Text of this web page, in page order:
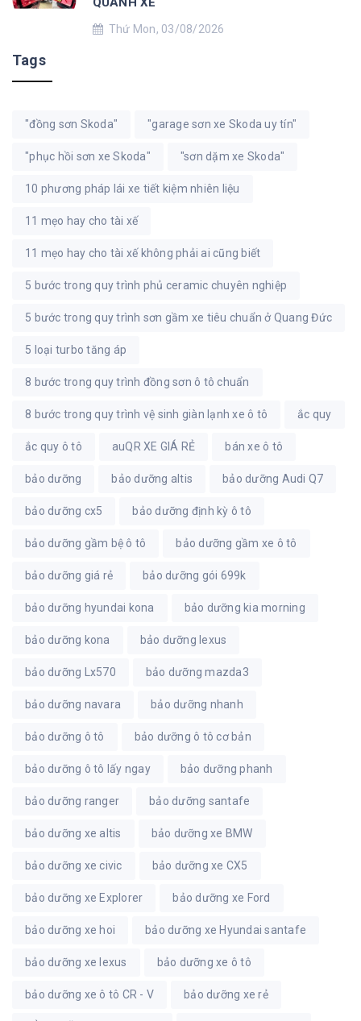
Thứ Mon, 03/08/2026
Tags
"đồng sơn Skoda" "garage sơn xe Skoda uy tín"
"phục hồi sơn xe Skoda" "sơn dặm xe Skoda"
10 phương pháp lái xe tiết kiệm nhiên liệu
11 mẹo hay cho tài xế
11 mẹo hay cho tài xế không phải ai cũng biết
5 bước trong quy trình phủ ceramic chuyên nghiệp
5 bước trong quy trình sơn gầm xe tiêu chuẩn ở Quang Đức
5 loại turbo tăng áp
8 bước trong quy trình đồng sơn ô tô chuẩn
8 bước trong quy trình vệ sinh giàn lạnh xe ô tô ắc quy
ắc quy ô tô auQR XE GIÁ RẺ bán xe ô tô
bảo dưỡng bảo dưỡng altis bảo dưỡng Audi Q7
bảo dưỡng cx5 bảo dưỡng định kỳ ô tô
bảo dưỡng gầm bệ ô tô bảo dưỡng gầm xe ô tô
bảo dưỡng giá rẻ bảo dưỡng gói 699k
bảo dưỡng hyundai kona bảo dưỡng kia morning
bảo dưỡng kona bảo dưỡng lexus
bảo dưỡng Lx570 bảo dưỡng mazda3
bảo dưỡng navara bảo dưỡng nhanh
bảo dưỡng ô tô bảo dưỡng ô tô cơ bản
bảo dưỡng ô tô lấy ngay bảo dưỡng phanh
bảo dưỡng ranger bảo dưỡng santafe
bảo dưỡng xe altis bảo dưỡng xe BMW
bảo dưỡng xe civic bảo dưỡng xe CX5
bảo dưỡng xe Explorer bảo dưỡng xe Ford
bảo dưỡng xe hoi bảo dưỡng xe Hyundai santafe
bảo dưỡng xe lexus bảo dưỡng xe ô tô
bảo dưỡng xe ô tô CR - V bảo dưỡng xe rẻ